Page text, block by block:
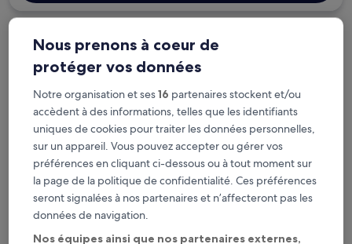
Options d’annulation gratuite en cas de
changement de programme
Gagnez des récompenses pour chaque
nuit séjournée
Économisez plus grâce aux Prix membres
Consultez les prix pour ces dates
Nous prenons à coeur de
protéger vos données
Notre organisation et ses16 partenaires stockent et/ou
accèdent à des informations, telles que les identifiants
uniques de cookies pour traiter les données personnelles,
sur un appareil. Vous pouvez accepter ou gérer vos
préférences en cliquant ci-dessous ou à tout moment sur
la page de la politique de confidentialité. Ces préférences
seront signalées à nos partenaires et n’affecteront pas les
données de navigation.
Nos équipes ainsi que nos partenaires externes,